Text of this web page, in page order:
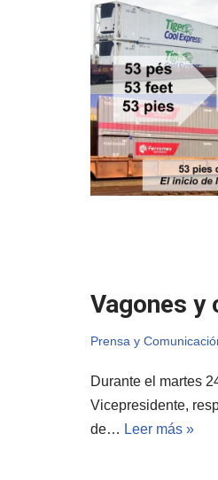
Vagones y
Prensa y
Durante el martes
Vicepresidente,
de… Leer más »